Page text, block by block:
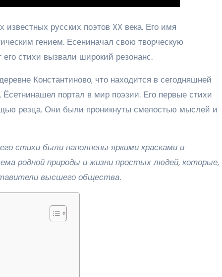
русских поэтов XX века. Его имя
гением. Есениначал свою творческую
стихи вызвали широкий резонанс.
Константиново, что находится в сегодняшней
портал в мир поэзии. Его первые стихи
резца. Они были проникнуты смелостью мыслей и
стихи были наполнены яркими красками и
родной природы и жизни простых людей, которые,
высшего общества.